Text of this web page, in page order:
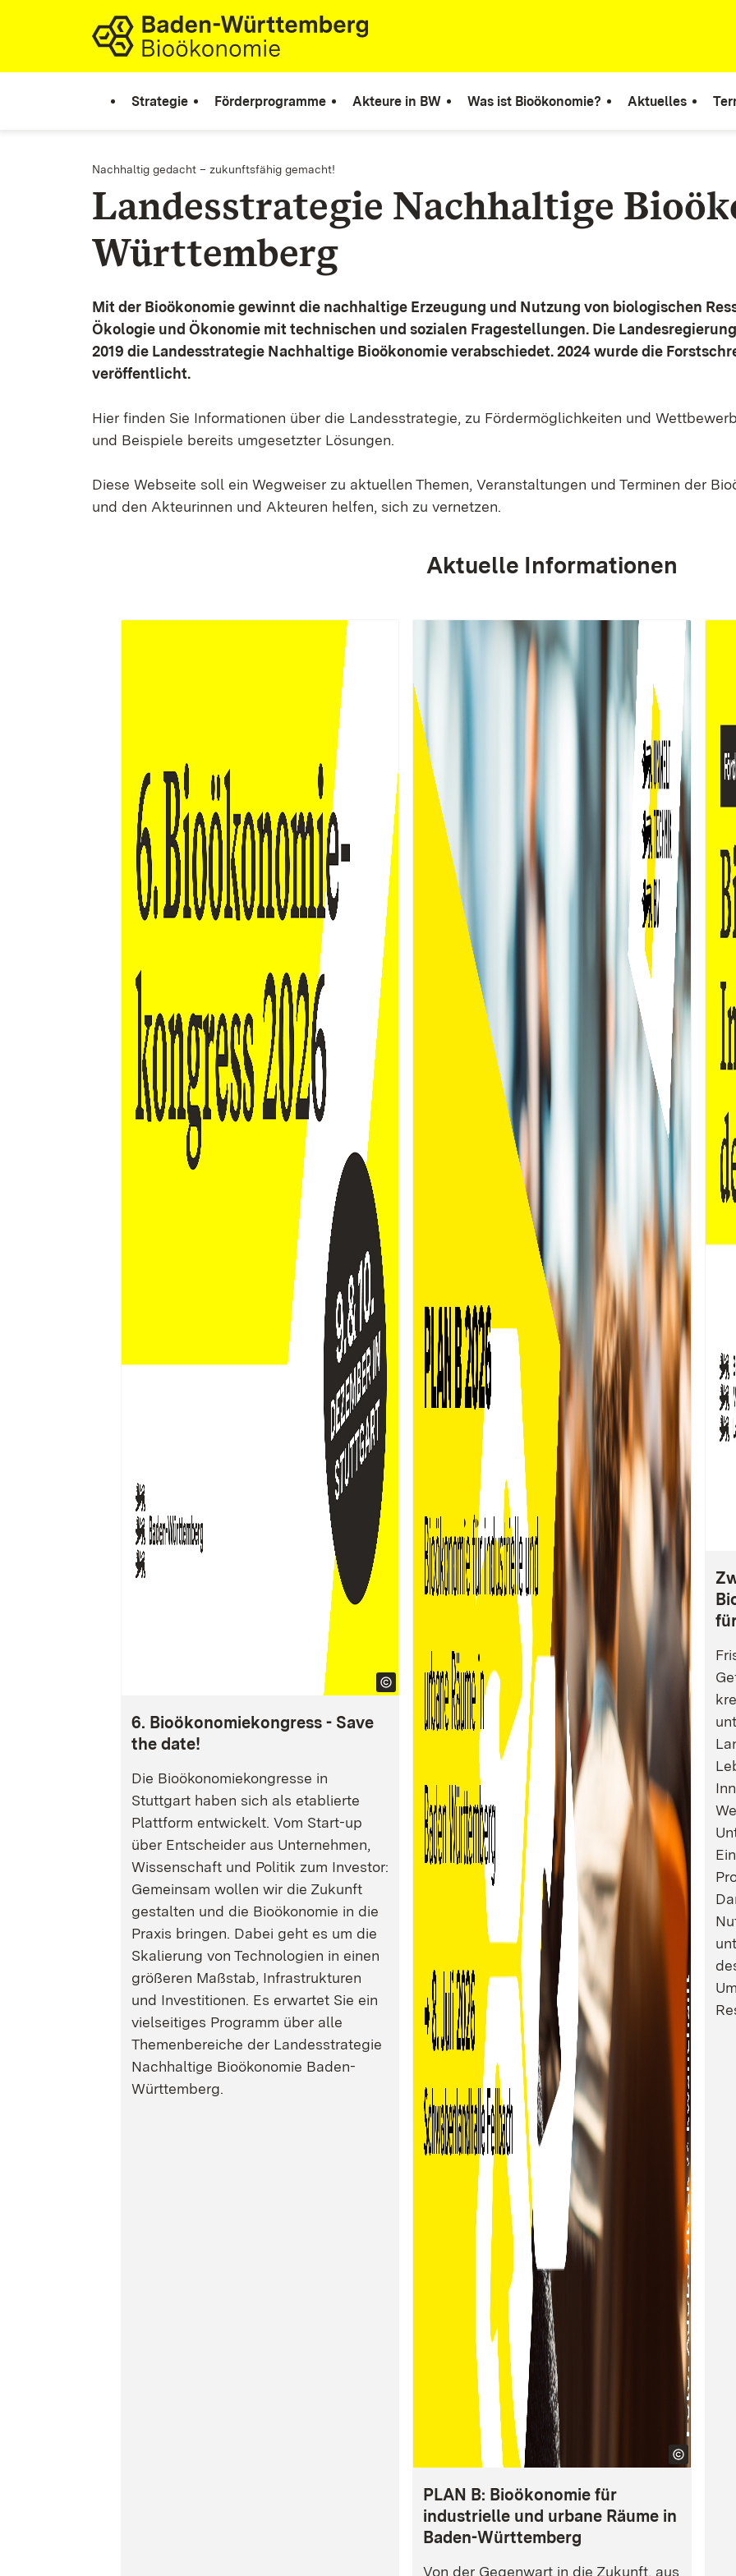
Zum Inhalt springen
Link zur Startseite
Strategie Förderprogramme Akteure in BW Was ist Bioökonomie? Aktuelles
Nachhaltig gedacht – zukunftsfähig gemacht!
Landesstrategie Nachhaltige
Württemberg
Mit der Bioökonomie gewinnt die nachhaltige Erzeugung und Nutzung von biologischen
Ökologie und Ökonomie mit technischen und sozialen Fragestellungen. Die
2019 die Landesstrategie Nachhaltige Bioökonomie verabschiedet. 2024 wurde die
veröffentlicht.
Hier finden Sie Informationen über die Landesstrategie, zu Fördermöglichkeiten und
und Beispiele bereits umgesetzter Lösungen.
Diese Webseite soll ein Wegweiser zu aktuellen Themen, Veranstaltungen und Terminen der
und den Akteurinnen und Akteuren helfen, sich zu vernetzen.
Aktuelle Informationen
6. Bioökonomiekongress - Save
the date!
Die Bioökonomiekongresse in
Stuttgart haben sich als etablierte
Plattform entwickelt. Vom Start-up
über Entscheider aus Unternehmen,
Wissenschaft und Politik zum Investor:
Gemeinsam wollen wir die Zukunft
gestalten und die Bioökonomie in die
Praxis bringen. Dabei geht es um die
Skalierung von Technologien in einen
größeren Maßstab, Infrastrukturen
und Investitionen. Es erwartet Sie ein
vielseitiges Programm über alle
Themenbereiche der Landesstrategie
Nachhaltige Bioökonomie Baden-
Württemberg.
PLAN B: Bioökonomie für
industrielle und urbane Räume in
Baden-Württemberg
Von der Gegenwart in die Zukunft, aus